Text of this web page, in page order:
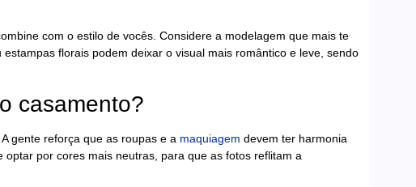
com o estilo de vocês. Considere a modelagem que mais te
florais podem deixar o visual mais romântico e leve, sendo
casamento?
A gente reforça que as roupas e a maquiagem devem ter harmonia
por cores mais neutras, para que as fotos reflitam a